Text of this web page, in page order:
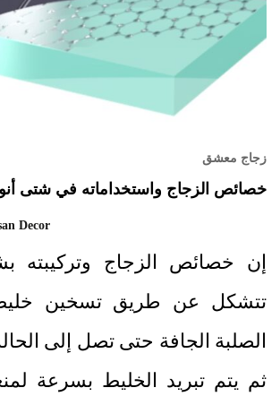
زجاج معشق
خصائص الزجاج واستخداماته في شتى
Decor
إن خصائص الزجاج وتركيبته
تتشكل عن طريق تسخين
الصلبة الجافة حتى تصل إلى
ثم يتم تبريد الخليط بسرعة